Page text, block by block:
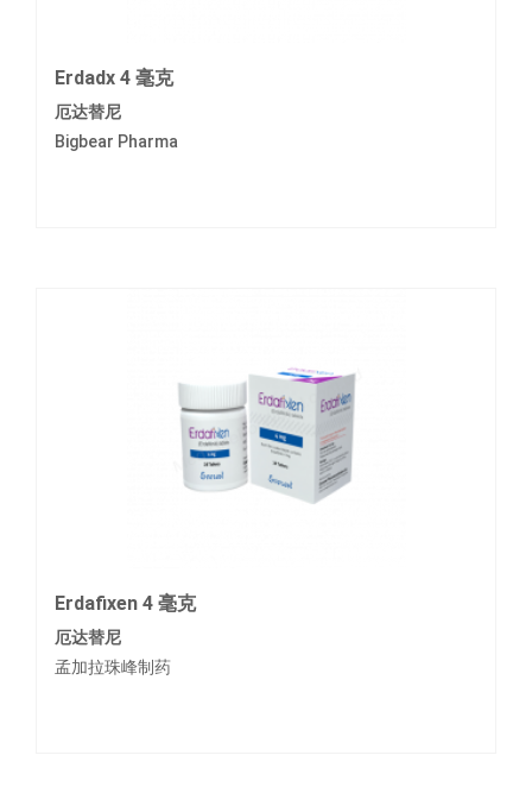
Erdadx 4 毫克
厄达替尼
Bigbear Pharma
Erdafixen 4 毫克
厄达替尼
孟加拉珠峰制药